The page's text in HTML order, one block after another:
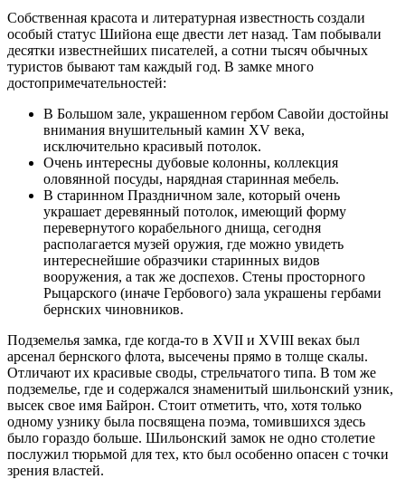
Собственная красота и литературная известность создали
особый статус Шийона еще двести лет назад. Там побывали
десятки известнейших писателей, а сотни тысяч обычных
туристов бывают там каждый год. В замке много
достопримечательностей:
В Большом зале, украшенном гербом Савойи достойны
внимания внушительный камин XV века,
исключительно красивый потолок.
Очень интересны дубовые колонны, коллекция
оловянной посуды, нарядная старинная мебель.
В старинном Праздничном зале, который очень
украшает деревянный потолок, имеющий форму
перевернутого корабельного днища, сегодня
располагается музей оружия, где можно увидеть
интереснейшие образчики старинных видов
вооружения, а так же доспехов. Стены просторного
Рыцарского (иначе Гербового) зала украшены гербами
бернских чиновников.
Подземелья замка, где когда-то в XVII и XVIII веках был
арсенал бернского флота, высечены прямо в толще скалы.
Отличают их красивые своды, стрельчатого типа. В том же
подземелье, где и содержался знаменитый шильонский узник,
высек свое имя Байрон. Стоит отметить, что, хотя только
одному узнику была посвящена поэма, томившихся здесь
было гораздо больше. Шильонский замок не одно столетие
послужил тюрьмой для тех, кто был особенно опасен с точки
зрения властей.